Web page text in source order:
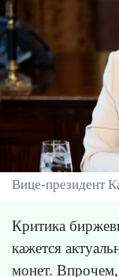
Вице-президент
Критика
кажется
монет.